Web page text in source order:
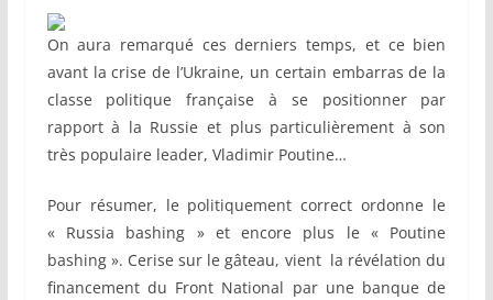
On aura remarqué ces derniers temps, et ce bien
avant la crise de l’Ukraine, un certain embarras de la
classe politique française à se positionner par
rapport à la Russie et plus particulièrement à son
très populaire leader, Vladimir Poutine…
Pour résumer, le politiquement correct ordonne le
« Russia bashing » et encore plus le « Poutine
bashing ». Cerise sur le gâteau, vient la révélation du
financement du Front National par une banque de